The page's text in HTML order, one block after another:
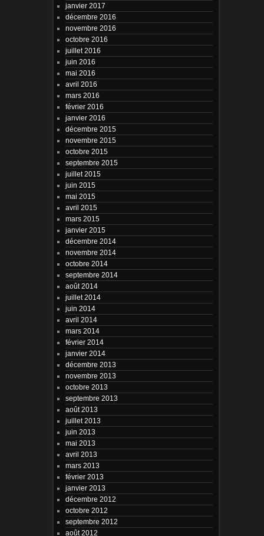
janvier 2017
décembre 2016
novembre 2016
octobre 2016
juillet 2016
juin 2016
mai 2016
avril 2016
mars 2016
février 2016
janvier 2016
décembre 2015
novembre 2015
octobre 2015
septembre 2015
juillet 2015
juin 2015
mai 2015
avril 2015
mars 2015
janvier 2015
décembre 2014
novembre 2014
octobre 2014
septembre 2014
août 2014
juillet 2014
juin 2014
avril 2014
mars 2014
février 2014
janvier 2014
décembre 2013
novembre 2013
octobre 2013
septembre 2013
août 2013
juillet 2013
juin 2013
mai 2013
avril 2013
mars 2013
février 2013
janvier 2013
décembre 2012
octobre 2012
septembre 2012
août 2012